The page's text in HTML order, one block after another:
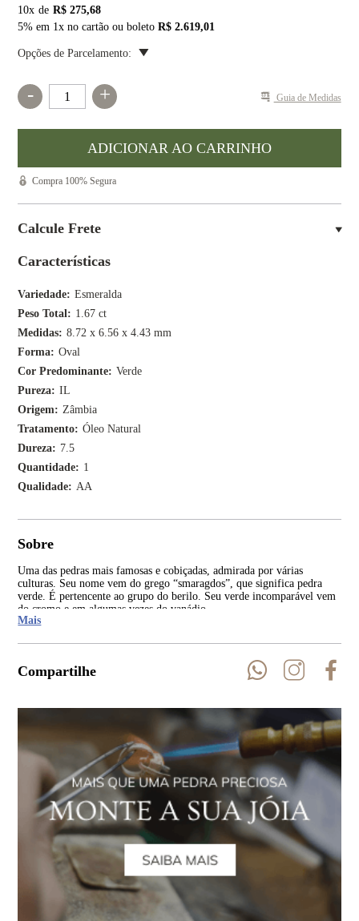
Características
Variedade
Esmeralda
Peso Total
1.67 ct
Medidas
8.72 x 6.56 x 4.43 mm
Forma
Oval
Cor Predominante
Verde
Pureza
IL
Origem
Zâmbia
Tratamento
Óleo Natural
Dureza
7.5
Quantidade
1
Qualidade
AA
Sobre
Uma das pedras mais famosas e cobiçadas, admirada por várias
culturas. Seu nome vem do grego “smaragdos”, que significa pedra
verde. É pertencente ao grupo do berilo. Seu verde incomparável vem
do cromo e em algumas vezes do vanádio.
Mais
Compartilhe
10x
R$ 275,68
5% em 1x no cartão ou boletoR$ 2.619,01
Opções de Parcelamento:
- + Guia de Medidas
Compra 100% Segura
Calcule Frete